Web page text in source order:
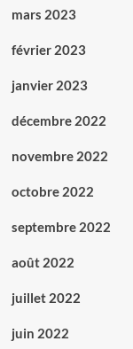
mars 2023
février 2023
janvier 2023
décembre 2022
novembre 2022
octobre 2022
septembre 2022
août 2022
juillet 2022
juin 2022